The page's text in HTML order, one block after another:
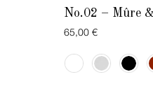
No.02 – Mûre
65,00 €